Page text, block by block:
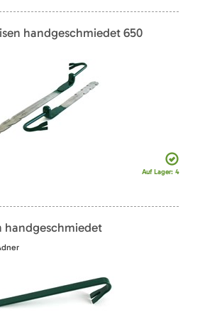
handgeschmiedet 650
Auf Lager: 4
handgeschmiedet